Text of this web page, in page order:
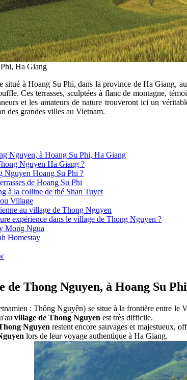
Ha Giang
situé à Hoang Su Phi, dans la province de Ha Giang,
Ces terrasses, sculptées à flanc de montagne,
et les amateurs de nature trouveront ici un
des grandes villes au Vietnam.
Nguyen, à Hoang Su Phi, Ha Giang
Nguyen Ha Giang ?
Nguyen Hoang Su Phi ?
de Hoang Su Phi
à la colline de thé Shan Tuyet
Village
au village de Thong Nguyen
expérience dans le village de Thong Nguyen ?
Mong Ngua
Homestay
Thong Nguyen, à Hoang Su
: Thông Nguyên) se situe à la frontière entre le
village de Thong Nguyen est très difficile.
Nguyen restent encore sauvages et majestueux,
lors de leur voyage authentique à Ha Giang.